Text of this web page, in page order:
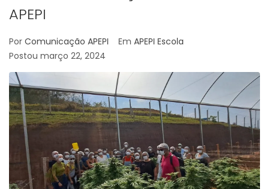
APEPI
Por Comunicação APEPI Em APEPI Escola
Postou março 22, 2024